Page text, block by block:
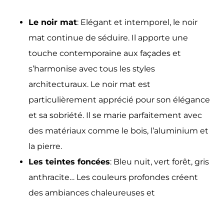
Le noir mat: Elégant et intemporel, le noir
mat continue de séduire. Il apporte une
touche contemporaine aux façades et
s’harmonise avec tous les styles
architecturaux. Le noir mat est
particulièrement apprécié pour son élégance
et sa sobriété. Il se marie parfaitement avec
des matériaux comme le bois, l’aluminium et
la pierre.
Les teintes foncées: Bleu nuit, vert forêt, gris
anthracite… Les couleurs profondes créent
des ambiances chaleureuses et